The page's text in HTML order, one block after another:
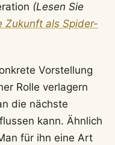
(Lesen Sie
Zukunft als Spider-
Vorstellung
Rolle verlagern
die nächste
kann. Ähnlich
für ihn eine Art